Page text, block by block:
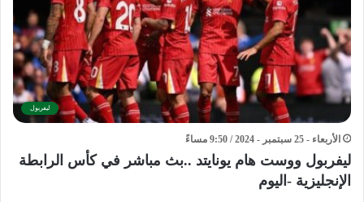
ليفربول
الأربعاء - 25 سبتمبر - 2024 / 9:50 مساءً
ليفربول ووست هام يونايتد ..بث مباشر في كأس الرابطة
الإنجليزية -اليوم